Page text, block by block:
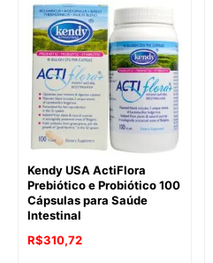
Kendy USA ActiFlora
Prebiótico e Probiótico 100
Cápsulas para Saúde
Intestinal
R$310,72